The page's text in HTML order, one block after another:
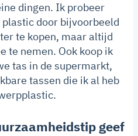
dingen. Ik probeer
door bijvoorbeeld
te kopen, maar altijd
te nemen. Ook koop ik
tas in de supermarkt,
tassen die ik al heb
geef